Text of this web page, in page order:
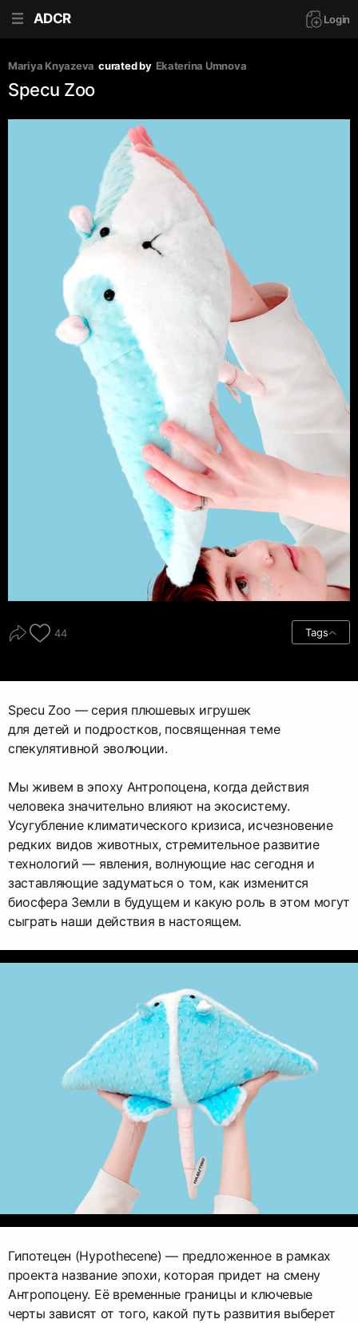
ADCR Login
Mariya Knyazeva curated by Ekaterina Umnova
Specu Zoo
44 Tags
Specu Zoo — серия плюшевых игрушек
для детей и подростков, посвященная теме
спекулятивной эволюции.
Мы живем в эпоху Антропоцена, когда действия
человека значительно влияют на экосистему.
Усугубление климатического кризиса, исчезновение
редких видов животных, стремительное развитие
технологий — явления, волнующие нас сегодня и
заставляющие задуматься о том, как изменится
биосфера Земли в будущем и какую роль в этом могут
сыграть наши действия в настоящем.
Гипотецен (Hypothecene) — предложенное в рамках
проекта название эпохи, которая придет на смену
Антропоцену. Её временные границы и ключевые
черты зависят от того, какой путь развития выберет